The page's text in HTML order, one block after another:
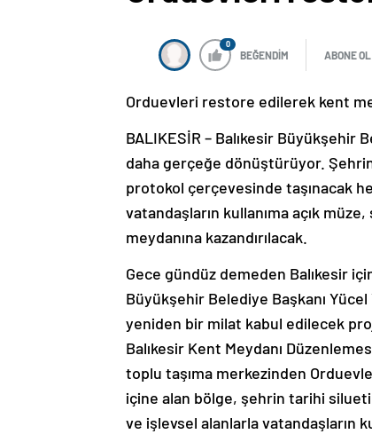
0
BEĞENDİM ABONE OL
Orduevleri restore edilerek kent
BALIKESİR – Balıkesir Büyükşehir
daha gerçeğe dönüştürüyor.
protokol çerçevesinde taşınacak
vatandaşların kullanıma açık
meydanına kazandırılacak.
Gece gündüz demeden Balıkesir
Büyükşehir Belediye Başkanı
yeniden bir milat kabul edilecek
Balıkesir Kent Meydanı
toplu taşıma merkezinden
içine alan bölge, şehrin tarihi
ve işlevsel alanlarla vatandaşların